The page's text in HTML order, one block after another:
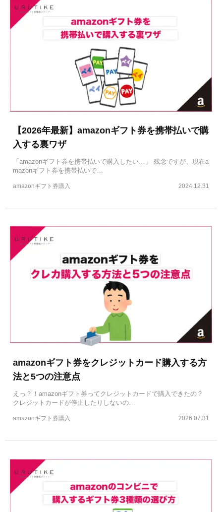
【2026年最新】amazonギフト券を携帯払いで購
入する裏ワザ
「amazonギフト券を携帯払いで購入したい…」 残念ですが、現在a
mazonギフト券を携帯払いで…
2024.12.31
amazonギフト券購入
amazonギフト券をクレジットカード購入する方
法と5つの注意点
えっ？！amazonギフト券ってクレジットカードで購入できたの？
クレジットカードが停止したりしないの…
2026.07.31
amazonギフト券購入